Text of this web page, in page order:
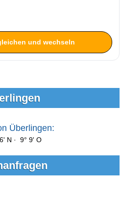
und wechseln
Überlingen:
N · 9° 9' O